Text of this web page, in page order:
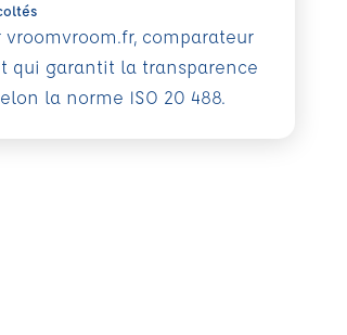
comparateur
qui garantit la transparence
la norme ISO 20 488.